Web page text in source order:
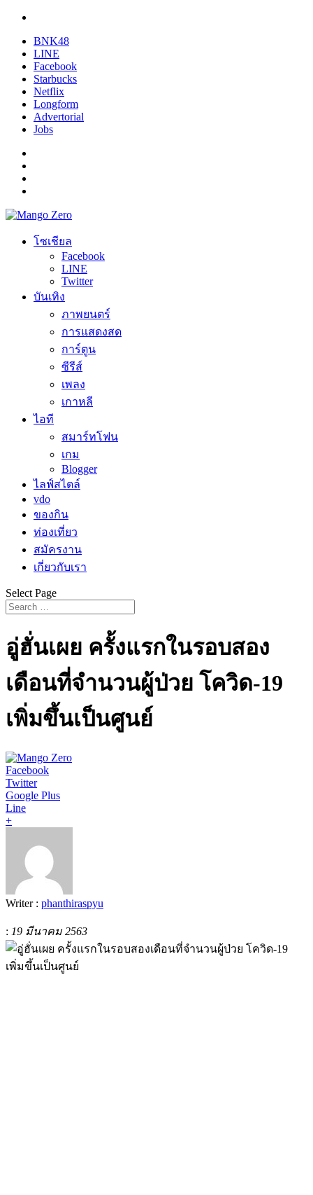
BNK48
LINE
Facebook
Starbucks
Netflix
Longform
Advertorial
Jobs
โซเชียล
Facebook
LINE
Twitter
บันเทิง
ภาพยนตร์
การแสดงสด
การ์ตูน
ซีรีส์
เพลง
เกาหลี
ไอที
สมาร์ทโฟน
เกม
Blogger
ไลฟ์สไตล์
vdo
ของกิน
ท่องเที่ยว
สมัครงาน
เกี่ยวกับเรา
Select Page
อู่ฮั่นเผย ครั้งแรกในรอบสอง
เดือนที่จำนวนผู้ป่วย โควิด-19
เพิ่มขึ้นเป็นศูนย์
Facebook
Twitter
Google Plus
Line
+
Writer : phanthiraspyu
: 19 มีนาคม 2563